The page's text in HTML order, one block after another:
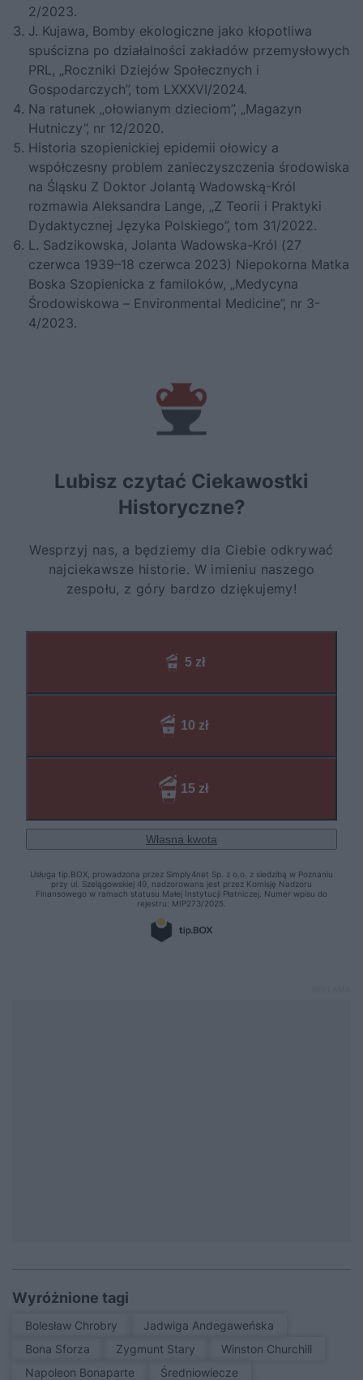
2/2023.
J. Kujawa, Bomby ekologiczne jako kłopotliwa
spuścizna po działalności zakładów przemysłowych
PRL, „Roczniki Dziejów Społecznych i
Gospodarczych”, tom LXXXVI/2024.
Na ratunek „ołowianym dzieciom”, „Magazyn
Hutniczy”, nr 12/2020.
Historia szopienickiej epidemii ołowicy a
współczesny problem zanieczyszczenia środowiska
na Śląsku Z Doktor Jolantą Wadowską-Król
rozmawia Aleksandra Lange, „Z Teorii i Praktyki
Dydaktycznej Języka Polskiego”, tom 31/2022.
L. Sadzikowska, Jolanta Wadowska-Król (27
czerwca 1939–18 czerwca 2023) Niepokorna Matka
Boska Szopienicka z familoków, „Medycyna
Środowiskowa – Environmental Medicine”, nr 3-
4/2023.
Wyróżnione tagi
Bolesław Chrobry
Jadwiga Andegaweńska
Bona Sforza
Zygmunt Stary
Winston Churchill
Napoleon Bonaparte
średniowiecze